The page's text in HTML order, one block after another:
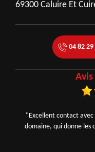
69300 Caluire Et
04 82 29
"Excellent contact avec
domaine, qui donne les